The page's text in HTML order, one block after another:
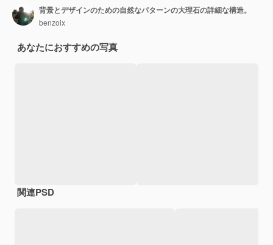
背景とデザインのための自然なパターンの大理石の詳細な構造。
benzoix
あなたにおすすめの写真
関連PSD